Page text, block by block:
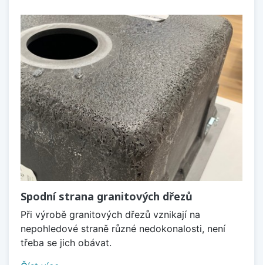
Spodní strana granitových dřezů
Při výrobě granitových dřezů vznikají na
nepohledové straně různé nedokonalosti, není
třeba se jich obávat.